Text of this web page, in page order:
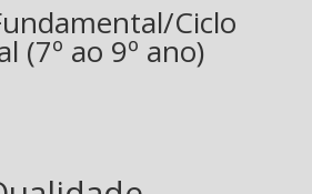
Ciclo
(7º ao 9º ano)